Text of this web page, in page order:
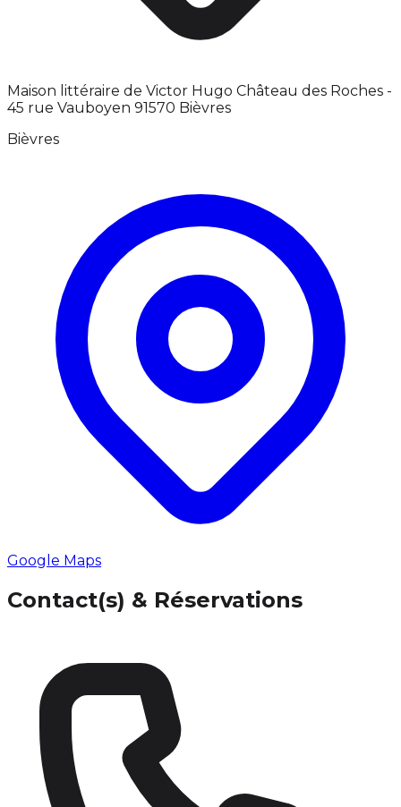
Maison littéraire de Victor Hugo Château des Roches -
45 rue Vauboyen 91570 Bièvres
Bièvres
Google Maps
Contact(s) & Réservations